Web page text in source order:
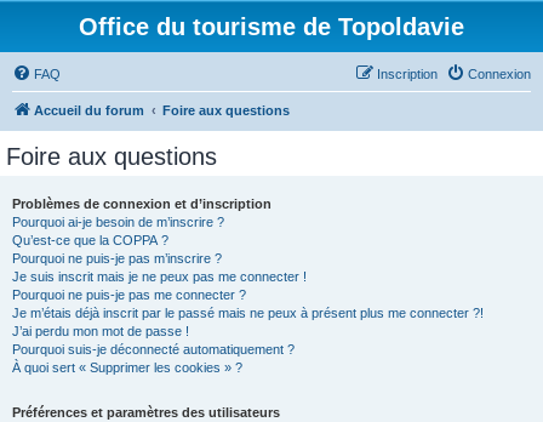
Office du tourisme de Topoldavie
FAQ Connexion
Inscription
Accueil du forum Foire aux questions
Foire aux questions
Problèmes de connexion et d’inscription
Pourquoi ai-je besoin de m’inscrire ?
Qu’est-ce que la COPPA ?
Pourquoi ne puis-je pas m’inscrire ?
Je suis inscrit mais je ne peux pas me connecter !
Pourquoi ne puis-je pas me connecter ?
Je m’étais déjà inscrit par le passé mais ne peux à présent plus me connecter ?!
J’ai perdu mon mot de passe !
Pourquoi suis-je déconnecté automatiquement ?
À quoi sert « Supprimer les cookies » ?
Préférences et paramètres des utilisateurs